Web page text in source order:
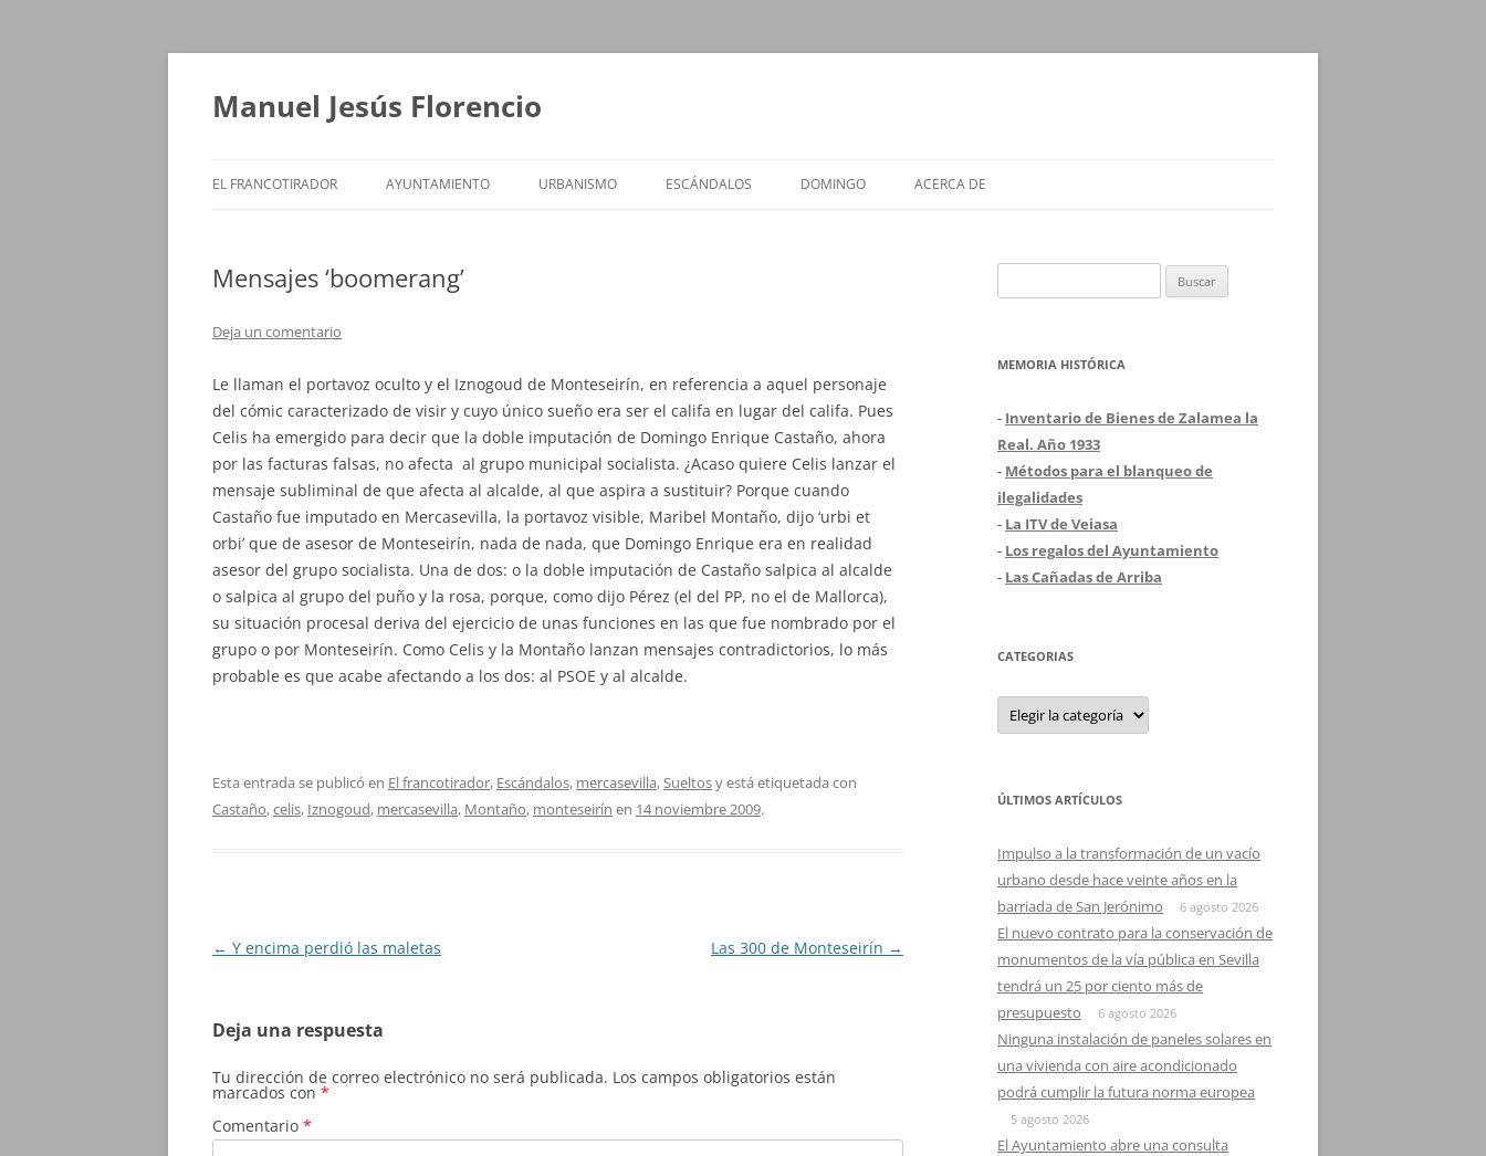
Saltar
Manuel Jesús Florencio
EL FRANCOTIRADOR AYUNTAMIENTO URBANISMO ESCÁNDALOS DOMINGO ACERCA DE
Mensajes ‘boomerang’
Deja un comentario
Le llaman el portavoz oculto y el Iznogoud de Monteseirín, en referencia a aquel personaje
del cómic caracterizado de visir y cuyo único sueño era ser el califa en lugar del califa. Pues
Celis ha emergido para decir que la doble imputación de Domingo Enrique Castaño, ahora
por las facturas falsas, no afecta al grupo municipal socialista. ¿Acaso quiere Celis lanzar el
mensaje subliminal de que afecta al alcalde, al que aspira a sustituir? Porque cuando
Castaño fue imputado en Mercasevilla, la portavoz visible, Maribel Montaño, dijo ‘urbi et
orbi’ que de asesor de Monteseirín, nada de nada, que Domingo Enrique era en realidad
asesor del grupo socialista. Una de dos: o la doble imputación de Castaño salpica al alcalde
o salpica al grupo del puño y la rosa, porque, como dijo Pérez (el del PP, no el de Mallorca),
su situación procesal deriva del ejercicio de unas funciones en las que fue nombrado por el
grupo o por Monteseirín. Como Celis y la Montaño lanzan mensajes contradictorios, lo más
probable es que acabe afectando a los dos: al PSOE y al alcalde.
Esta entrada se publicó en El francotirador, Escándalos, mercasevilla,Sueltosy está etiquetada con
Castaño,celis, Iznogoud, mercasevilla, Montaño, monteseirín en 14 noviembre 2009.
Navegación
← Y encima perdió las maletas Las 300 de Monteseirín →
Deja una respuesta
Tu dirección de correo electrónico no será publicada. Los campos obligatorios están
marcados con *
Comentario *
MEMORIA HISTÓRICA
- Inventario de Bienes de Zalamea la
Real. Año 1933
- Métodos para el blanqueo de
ilegalidades
- La ITV de Veiasa
- Los regalos del Ayuntamiento
- Las Cañadas de Arriba
CATEGORIAS
Categorias
ÚLTIMOS ARTÍCULOS
Impulso a la transformación de un vacío
urbano desde hace veinte años en la
barriada de San Jerónimo
6 agosto 2026
El nuevo contrato para la conservación de
monumentos de la vía pública en Sevilla
tendrá un 25 por ciento más de
presupuesto
6 agosto 2026
Ninguna instalación de paneles solares en
una vivienda con aire acondicionado
podrá cumplir la futura norma europea
5 agosto 2026
El Ayuntamiento abre una consulta